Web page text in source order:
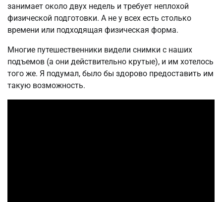
занимает около двух недель и требует неплохой
физической подготовки. А не у всех есть столько
времени или подходящая физическая форма.
Многие путешественники видели снимки с наших
подъемов (а они действительно крутые), и им хотелось
того же. Я подумал, было бы здорово предоставить им
такую возможность.